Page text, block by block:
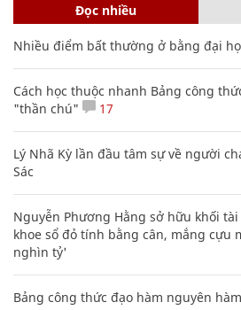
Đọc nhiều
Nhiều điểm bất thường ở bằng đại
Cách học thuộc nhanh Bảng công
"thần chú"
17
Lý Nhã Kỳ lần đầu tâm sự về người
Sác
Nguyễn Phương Hằng sở hữu khối
khoe sổ đỏ tính bằng cân, mắng cựu
nghìn tỷ'
Bảng công thức đạo hàm nguyên